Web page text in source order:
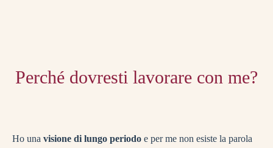
Perché dovresti lavorare con me?
Ho una visione di lungo periodo e per me non esiste la parola